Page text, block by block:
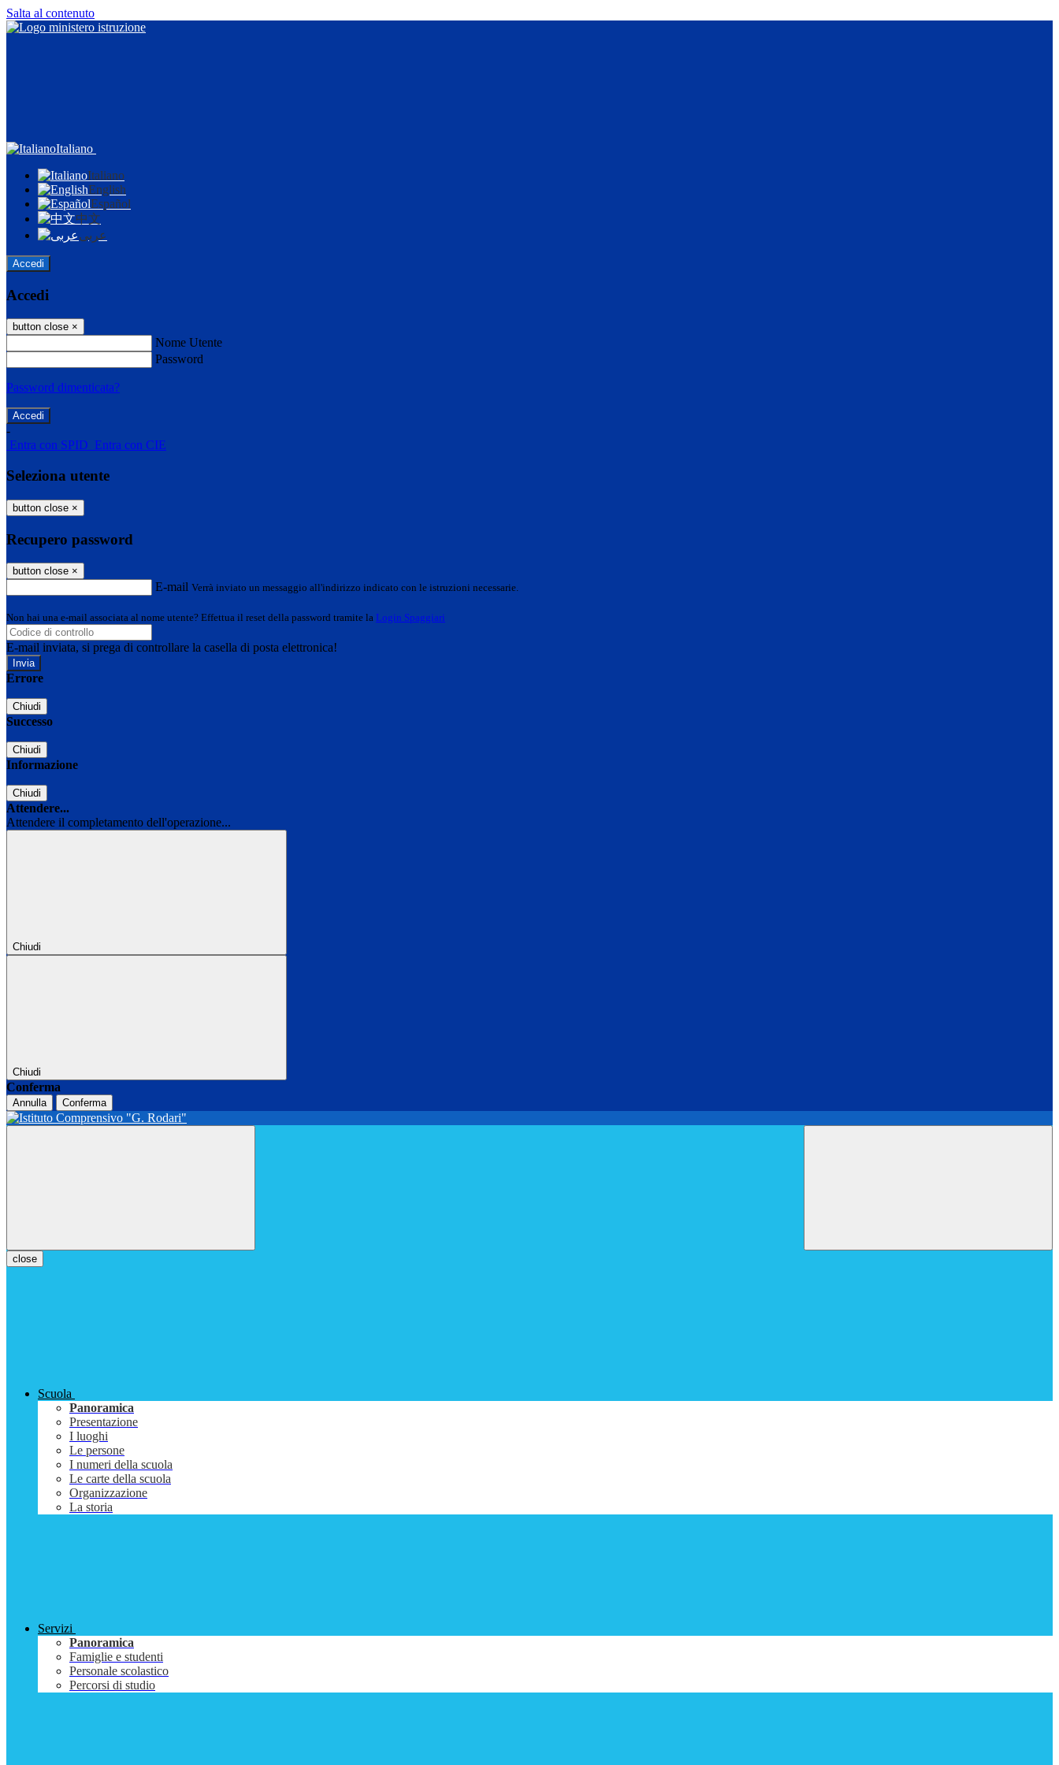
Salta al contenuto
Italiano
Italiano
English
Español
中文
عربى
Accedi
Accedi
button close ×
Nome Utente
Password
Password dimenticata?
-
Entra con SPID Entra con CIE
Seleziona utente
button close ×
Recupero password
button close ×
E-mail Verrà inviato un messaggio all'indirizzo indicato con le istruzioni necessarie.
Non hai una e-mail associata al nome utente? Effettua il reset della password tramite la Login Spaggiari
E-mail inviata, si prega di controllare la casella di posta elettronica!
Errore
Chiudi
Successo
Chiudi
Informazione
Chiudi
Attendere...
Attendere il completamento dell'operazione...
Chiudi
Chiudi
Conferma
Annulla Conferma
close
Scuola
Panoramica
Presentazione
I luoghi
Le persone
I numeri della scuola
Le carte della scuola
Organizzazione
La storia
Servizi
Panoramica
Famiglie e studenti
Personale scolastico
Percorsi di studio